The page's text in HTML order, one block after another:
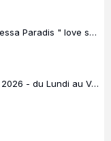
Regarde le sujet « Chiffres Vanessa Paradis " love song " »
Regarde le sujet « Secret Story 2026 - du Lundi au Vendredi à 17:30 + Dimanche à 18:35 sur TMC ! »